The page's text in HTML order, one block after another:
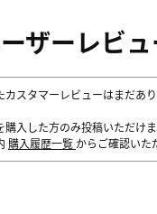
ザーレビ
スタマーレビューはまだあり
購入した方のみ投稿いただけ
購入履歴一覧 からご確認いた